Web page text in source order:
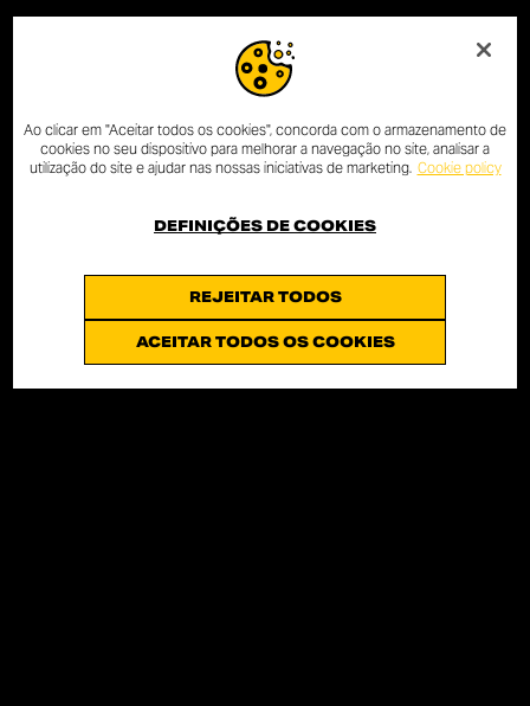
Ao clicar em "Aceitar todos os cookies", concorda com o armazenamento de
cookies no seu dispositivo para melhorar a navegação no site, analisar a
utilização do site e ajudar nas nossas iniciativas de marketing. Cookie policy
REJEITAR TODOS
ACEITAR TODOS OS COOKIES
DEFINIÇÕES DE COOKIES